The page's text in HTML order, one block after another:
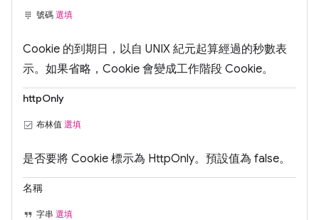
號碼 選填
Cookie 的到期日，以自 UNIX 紀元起算經過的秒數表
示。如果省略，Cookie 會變成工作階段 Cookie。
httpOnly
布林值 選填
是否要將 Cookie 標示為 HttpOnly。預設值為 false。
名稱
字串 選填